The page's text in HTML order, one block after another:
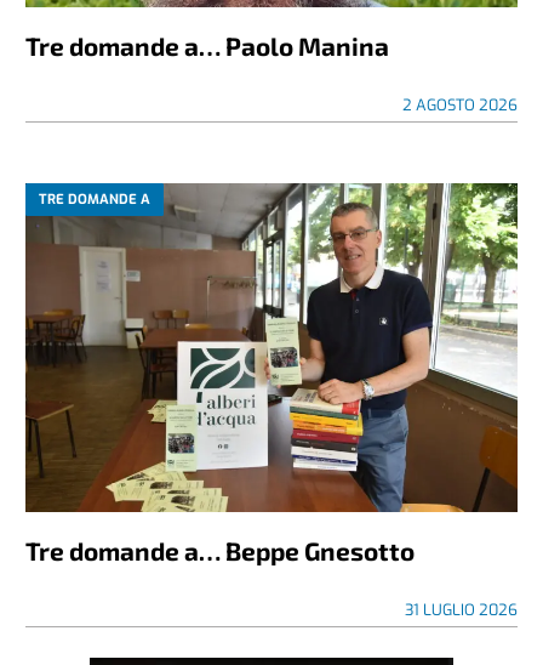
Tre domande a… Paolo Manina
2 AGOSTO 2026
TRE DOMANDE A
Tre domande a… Beppe Gnesotto
31 LUGLIO 2026